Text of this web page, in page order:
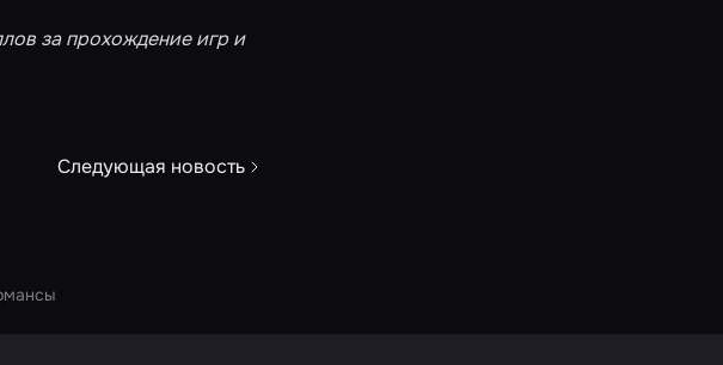
за прохождение игр и
Следующая новость